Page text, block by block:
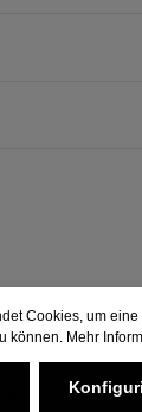
Cookies, um
können. Mehr